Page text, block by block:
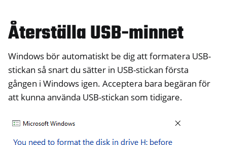
Återställa USB-minnet
Windows bör automatiskt be dig att formatera USB-
stickan så snart du sätter in USB-stickan första
gången i Windows igen. Acceptera bara begäran för
att kunna använda USB-stickan som tidigare.